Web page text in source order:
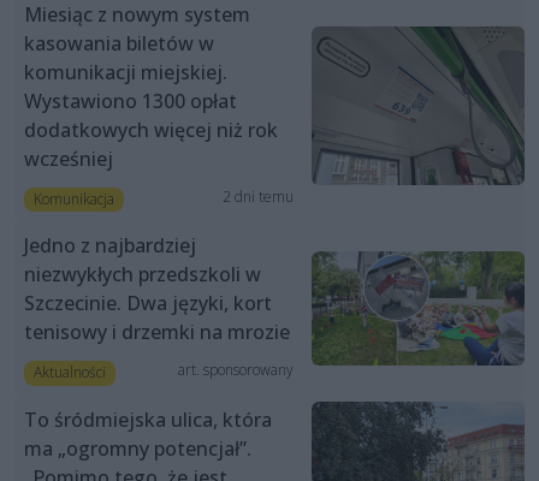
Miesiąc z nowym system
kasowania biletów w
komunikacji miejskiej.
Wystawiono 1300 opłat
dodatkowych więcej niż rok
wcześniej
Komunikacja 2 dni temu
Jedno z najbardziej
niezwykłych przedszkoli w
Szczecinie. Dwa języki, kort
tenisowy i drzemki na mrozie
Aktualności art. sponsorowany
To śródmiejska ulica, która
ma „ogromny potencjał”.